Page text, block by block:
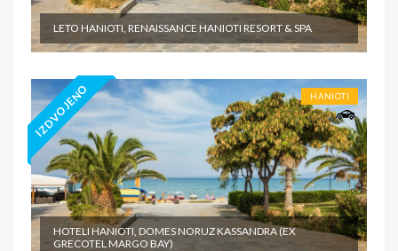
LETO HANIOTI, RENAISSANCE HANIOTI RESORT & SPA
IZDVOJENO HANIOTI
HOTELI HANIOTI, DOMES NORUZ KASSANDRA (EX
GRECOTEL MARGO BAY)